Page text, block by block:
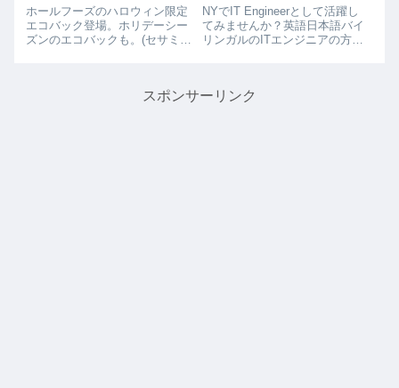
ズンのエコバックも。
ホールフーズのハロウィン限定
エコバック登場。ホリデーシー
ズンのエコバックも。(セサミー
す。ハロウィンを来週に控え、
JOB)
NYでIT Engineerとして活躍し
てみませんか？英語日本語バイ
リンガルのITエンジニアの方々
USの合法的な就労ステイタスを
スポンサーリンク